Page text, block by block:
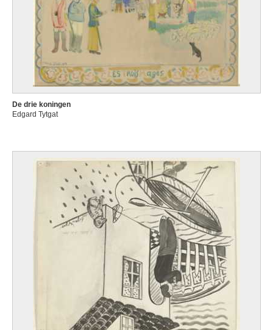
De drie koningen
Edgard Tytgat